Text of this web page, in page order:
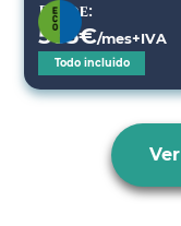
Desde:
565€/mes+IVA
Todo incluido